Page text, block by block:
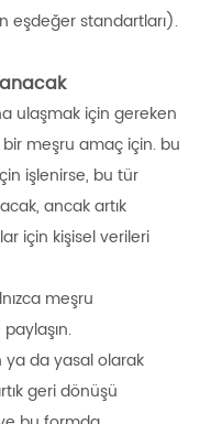
eşdeğer standartları).
ulaşmak için gereken
meşru amaç için. bu
işlenirse, bu tür
ancak artık
için kişisel verileri
meşru
ya da yasal olarak
geri dönüşü